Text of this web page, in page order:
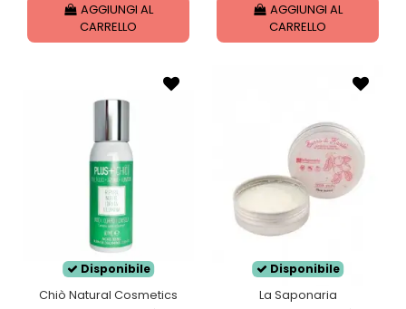
AGGIUNGI AL
CARRELLO
AGGIUNGI AL
CARRELLO
Disponibile
Chiò Natural Cosmetics
Disponibile
La Saponaria